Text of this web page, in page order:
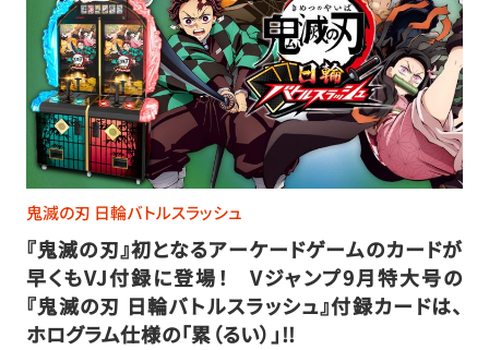
鬼滅の刃 日輪バトルスラッシュ
『鬼滅の刃』初となるアーケードゲームのカードが
早くもVJ付録に登場！ Vジャンプ9月特大号の
『鬼滅の刃 日輪バトルスラッシュ』付録カードは、
ホログラム仕様の「累（るい）」!!